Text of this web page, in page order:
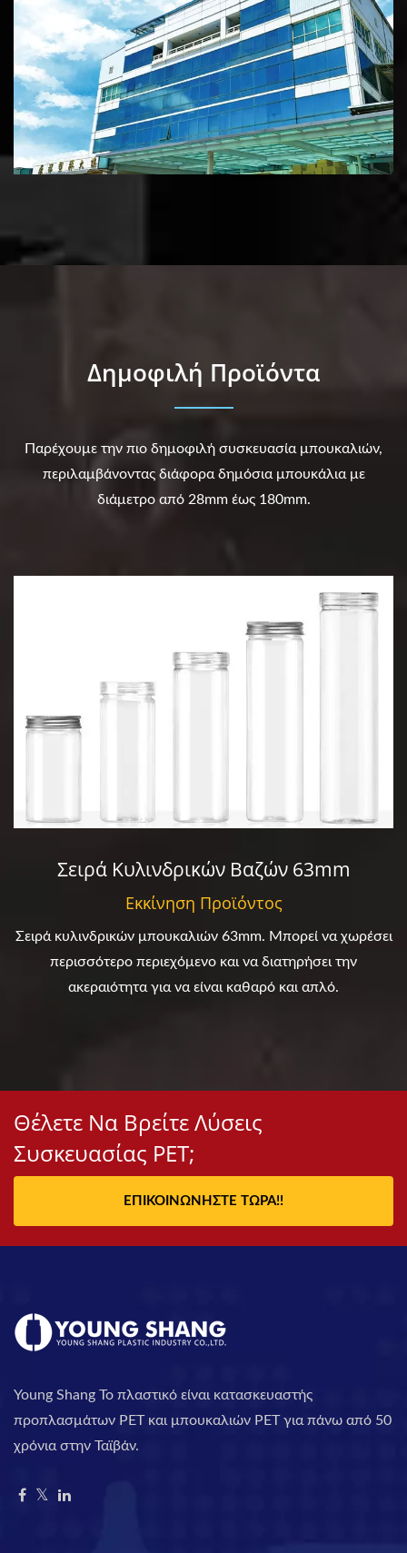
Δημοφιλή Προϊόντα
Παρέχουμε την πιο δημοφιλή συσκευασία μπουκαλιών,
περιλαμβάνοντας διάφορα δημόσια μπουκάλια με
διάμετρο από 28mm έως 180mm.
Σειρά Κυλινδρικών Βαζών 63mm
Εκκίνηση Προϊόντος
Σειρά κυλινδρικών μπουκαλιών 63mm. Μπορεί να χωρέσει
περισσότερο περιεχόμενο και να διατηρήσει την
ακεραιότητα για να είναι καθαρό και απλό.
Θέλετε Να Βρείτε Λύσεις
Συσκευασίας PET;
ΕΠΙΚΟΙΝΩΝΉΣΤΕ ΤΏΡΑ!!
Young Shang Το πλαστικό είναι κατασκευαστής
προπλασμάτων PET και μπουκαλιών PET για πάνω από 50
χρόνια στην Ταϊβάν.